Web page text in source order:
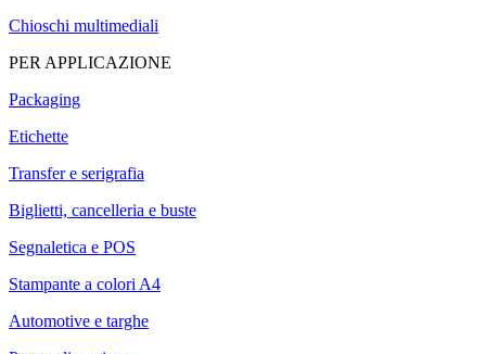
Chioschi multimediali
PER APPLICAZIONE
Packaging
Etichette
Transfer e serigrafia
Biglietti, cancelleria e buste
Segnaletica e POS
Stampante a colori A4
Automotive e targhe